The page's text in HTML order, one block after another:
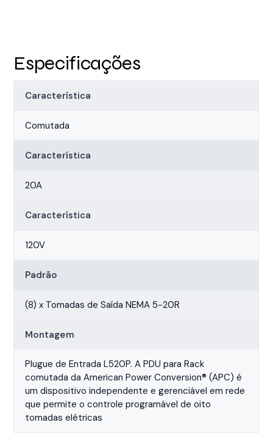
Especificações
Característica
Comutada
Característica
20A
Característica
120V
Padrão
(8) x Tomadas de Saída NEMA 5-20R
Montagem
Plugue de Entrada L520P. A PDU para Rack
comutada da American Power Conversion® (APC) é
um dispositivo independente e gerenciável em rede
que permite o controle programável de oito
tomadas elétricas